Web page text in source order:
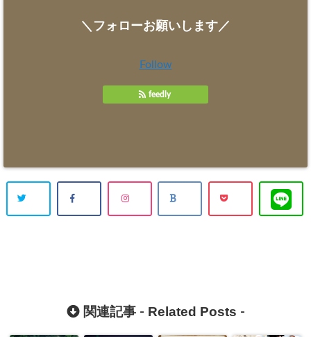
＼フォローお願いします／
Follow
feedly
関連記事 - Related Posts -